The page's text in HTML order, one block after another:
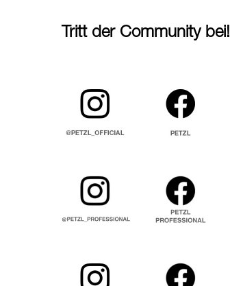
Tritt der Community bei!